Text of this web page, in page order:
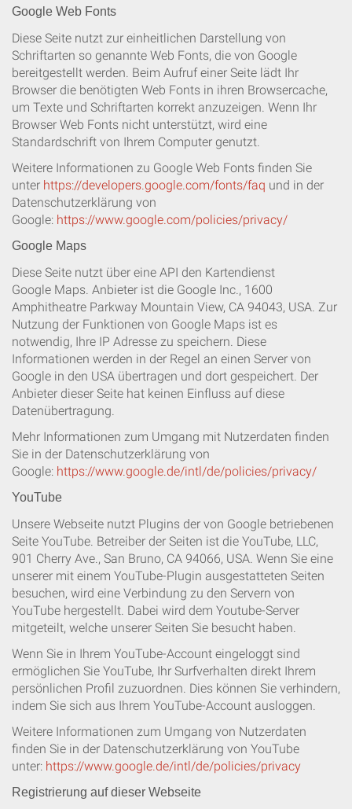
Google Web Fonts
Diese Seite nutzt zur einheitlichen Darstellung von
Schriftarten so genannte Web Fonts, die von Google
bereitgestellt werden. Beim Aufruf einer Seite lädt Ihr
Browser die benötigten Web Fonts in ihren Browsercache,
um Texte und Schriftarten korrekt anzuzeigen. Wenn Ihr
Browser Web Fonts nicht unterstützt, wird eine
Standardschrift von Ihrem Computer genutzt.
Weitere Informationen zu Google Web Fonts finden Sie
unter https://developers.google.com/fonts/faq und in der
Datenschutzerklärung von
Google: https://www.google.com/policies/privacy/
Google Maps
Diese Seite nutzt über eine API den Kartendienst
Google Maps. Anbieter ist die Google Inc., 1600
Amphitheatre Parkway Mountain View, CA 94043, USA. Zur
Nutzung der Funktionen von Google Maps ist es
notwendig, Ihre IP Adresse zu speichern. Diese
Informationen werden in der Regel an einen Server von
Google in den USA übertragen und dort gespeichert. Der
Anbieter dieser Seite hat keinen Einfluss auf diese
Datenübertragung.
Mehr Informationen zum Umgang mit Nutzerdaten finden
Sie in der Datenschutzerklärung von
Google: https://www.google.de/intl/de/policies/privacy/
YouTube
Unsere Webseite nutzt Plugins der von Google betriebenen
Seite YouTube. Betreiber der Seiten ist die YouTube, LLC,
901 Cherry Ave., San Bruno, CA 94066, USA. Wenn Sie eine
unserer mit einem YouTube-Plugin ausgestatteten Seiten
besuchen, wird eine Verbindung zu den Servern von
YouTube hergestellt. Dabei wird dem Youtube-Server
mitgeteilt, welche unserer Seiten Sie besucht haben.
Wenn Sie in Ihrem YouTube-Account eingeloggt sind
ermöglichen Sie YouTube, Ihr Surfverhalten direkt Ihrem
persönlichen Profil zuzuordnen. Dies können Sie verhindern,
indem Sie sich aus Ihrem YouTube-Account ausloggen.
Weitere Informationen zum Umgang von Nutzerdaten
finden Sie in der Datenschutzerklärung von YouTube
unter: https://www.google.de/intl/de/policies/privacy
Registrierung auf dieser Webseite